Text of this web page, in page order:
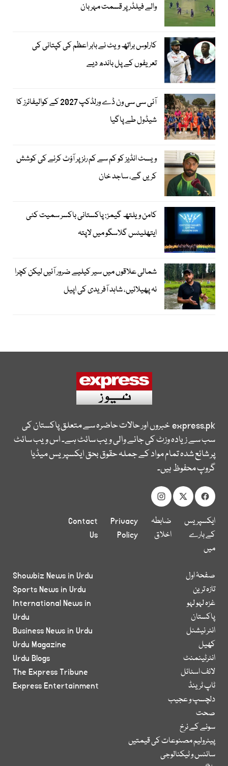
والے فیلڈر پر قسمت مہربان
کارلوس براتھ ویٹ نے بابر اعظم کی کپتانی کی
تعریفوں کے پل باندھ دیے
آئی سی سی ون ڈے ورلڈکپ 2027 کے کوالیفائرز کا
شیڈول طے پاگیا
ویسٹ انڈیز کو کم سے کم رنز پر آؤٹ کرنے کی کوشش
کریں گے، ساجد خان
کامن ویلتھ گیمز: پاکستانی باکسر سمیت کئی
ایتھلیٹس گلاسگو میں لاپتہ
شمالی علاقوں میں سیر کیلیے ضرور آئیں لیکن کچرا
نہ پھیلائیں، شاہد آفریدی کی اپیل
express.pkخبروں اور حالات حاضرہ سے متعلق پاکستان کی
سب سے زیادہ وزٹ کی جانے والی ویب سائٹ ہے۔ اس ویب سائٹ
پر شائع شدہ تمام مواد کے جملہ حقوق بحق ایکسپریس میڈیا
گروپ محفوظ ہیں۔
ایکسپریس
کے بارے
میں
ضابطہ
اخلاق
Privacy
Policy
Contact
Us
صفحۂ اول
تازہ ترین
غزہ لہو لہو
پاکستان
انٹر نیشنل
کھیل
انٹرٹینمنٹ
لائف اسٹائل
ٹاپ ٹرینڈ
دلچسپ و عجیب
صحت
سونے کے نرخ
پیٹرولیم مصنوعات کی قیمتیں
سائنس و ٹیکنالوجی
Showbiz News in Urdu
Sports News in Urdu
International News in
Urdu
Business News in Urdu
Urdu Magazine
Urdu Blogs
The Express Tribune
Express Entertainment